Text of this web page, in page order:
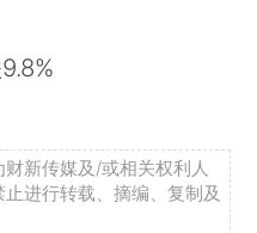
新传媒及/或相关权利人
进行转载、摘编、复制及